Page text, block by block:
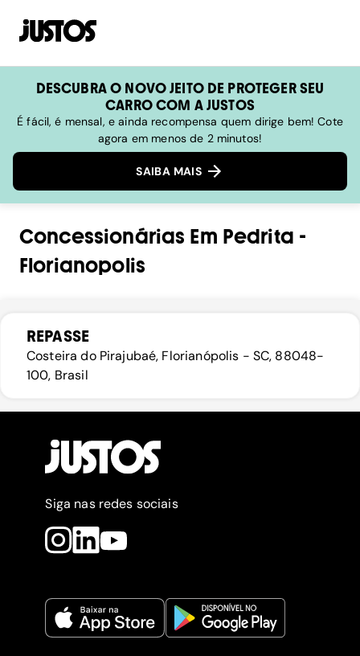
DESCUBRA O NOVO JEITO DE PROTEGER SEU
CARRO COM A JUSTOS
É fácil, é mensal, e ainda recompensa quem dirige bem! Cote
agora em menos de 2 minutos!
SAIBA MAIS
Concessionárias Em Pedrita -
Florianopolis
REPASSE
Costeira do Pirajubaé, Florianópolis - SC, 88048-
100, Brasil
Siga nas redes sociais